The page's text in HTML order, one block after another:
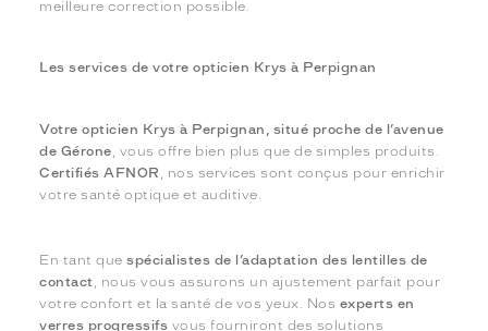
meilleure correction possible.
Les services de votre opticien Krys à Perpignan
Votre opticien Krys à Perpignan, situé proche de l’avenue
de Gérone, vous offre bien plus que de simples produits.
Certifiés AFNOR , nos services sont conçus pour enrichir
votre santé optique et auditive.
En tant quespécialistes de l’adaptation des lentilles de
contact, nous vous assurons un ajustement parfait pour
votre confort et la santé de vos yeux. Nos experts en
verres progressifs vous fourniront des solutions